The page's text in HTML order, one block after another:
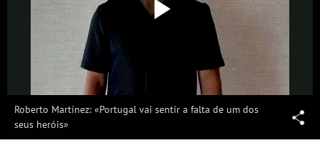
Vídeo
Roberto Martínez: «Portugal vai sentir a falta de um dos
seus heróis»